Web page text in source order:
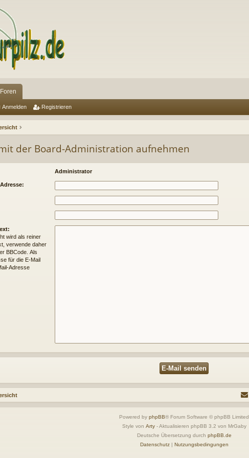
Foren
Anmelden Registrieren
der Board-Administration aufnehmen
Administrator
wird als reiner
verwende daher
BBCode. Als
für die E-Mail
Adresse
Powered by phpBB® Forum Software © phpBB Limited
Style von Arty- Aktualisieren phpBB 3.2 von MrGaby
Deutsche Übersetzung durch phpBB.de
Datenschutz| Nutzungsbedingungen